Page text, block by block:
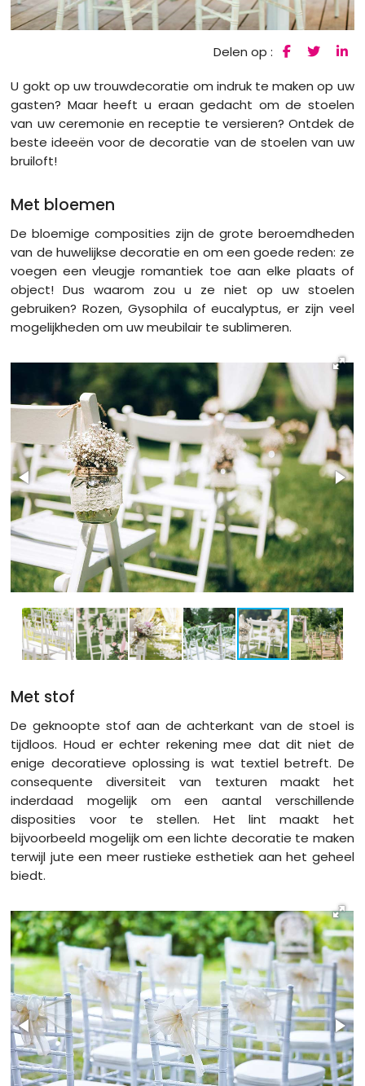
Delen op :
U gokt op uw trouwdecoratie om indruk te maken op uw
gasten? Maar heeft u eraan gedacht om de stoelen
van uw ceremonie en receptie te versieren? Ontdek de
beste ideeën voor de decoratie van de stoelen van uw
bruiloft!
Met bloemen
De bloemige composities zijn de grote beroemdheden
van de huwelijkse decoratie en om een ​​goede reden: ze
voegen een vleugje romantiek toe aan elke plaats of
object! Dus waarom zou u ze niet op uw stoelen
gebruiken? Rozen, Gysophila of eucalyptus, er zijn veel
mogelijkheden om uw meubilair te sublimeren.
Met stof
De geknoopte stof aan de achterkant van de stoel is
tijdloos. Houd er echter rekening mee dat dit niet de
enige decoratieve oplossing is wat textiel betreft. De
consequente diversiteit van texturen maakt het
inderdaad mogelijk om een ​​aantal verschillende
disposities voor te stellen. Het lint maakt het
bijvoorbeeld mogelijk om een lichte ​​decoratie te maken
terwijl jute een meer rustieke esthetiek aan het geheel
biedt.